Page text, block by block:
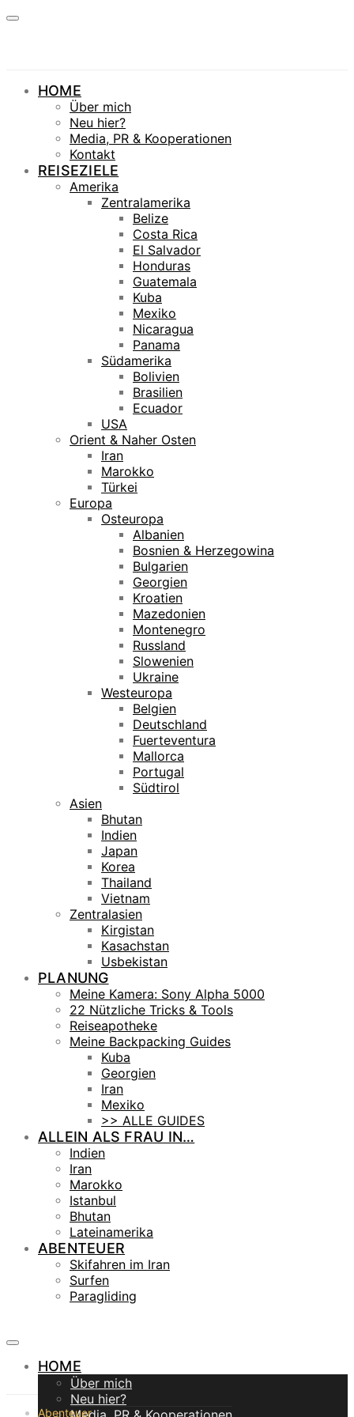
HOME
Über mich
Neu hier?
Media, PR & Kooperationen
Kontakt
REISEZIELE
Amerika
Zentralamerika
Belize
Costa Rica
El Salvador
Honduras
Guatemala
Kuba
Mexiko
Nicaragua
Panama
Südamerika
Bolivien
Brasilien
Ecuador
USA
Orient & Naher Osten
Iran
Marokko
Türkei
Europa
Osteuropa
Albanien
Bosnien & Herzegowina
Bulgarien
Georgien
Kroatien
Mazedonien
Montenegro
Russland
Slowenien
Ukraine
Westeuropa
Belgien
Deutschland
Fuerteventura
Mallorca
Portugal
Südtirol
Asien
Bhutan
Indien
Japan
Korea
Thailand
Vietnam
Zentralasien
Kirgistan
Kasachstan
Usbekistan
PLANUNG
Meine Kamera: Sony Alpha 5000
22 Nützliche Tricks & Tools
Reiseapotheke
Meine Backpacking Guides
Kuba
Georgien
Iran
Mexiko
>> ALLE GUIDES
ALLEIN ALS FRAU IN…
Indien
Iran
Marokko
Istanbul
Bhutan
Lateinamerika
ABENTEUER
Skifahren im Iran
Surfen
Paragliding
HOME
Über mich
Neu hier?
Abenteuer